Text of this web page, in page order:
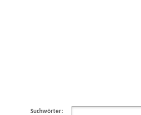
Suchwörter: